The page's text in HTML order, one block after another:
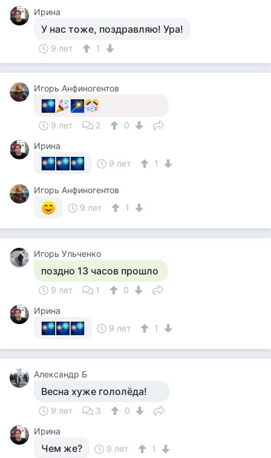
Ирина
У нас тоже, поздравляю! Ура!
9 лет 1
Игорь Анфиногентов
9 лет 2
0
Ирина
9 лет
1
Игорь Анфиногентов
9 лет
1
Игорь Ульченко
поздно 13 часов прошло
9 лет 1
0
Ирина
9 лет
1
Александр Б
Весна хуже гололёда!
9 лет 3
0
Ирина
Чем же? 9 лет 1